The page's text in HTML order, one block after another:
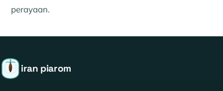
perayaan.
iran piarom